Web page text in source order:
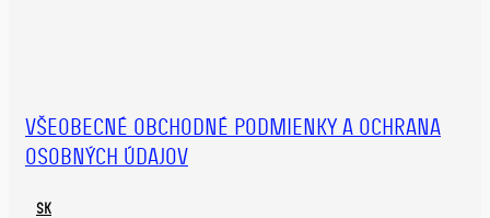
VŠEOBECNÉ OBCHODNÉ PODMIENKY A OCHRANA
OSOBNÝCH ÚDAJOV
SK